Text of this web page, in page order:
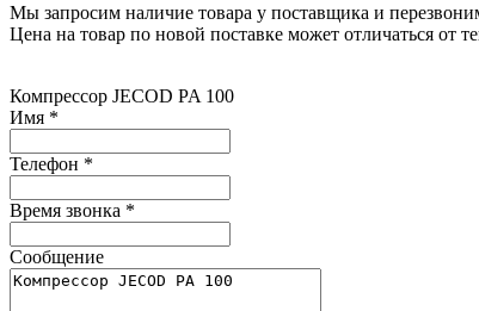
Мы запросим наличие товара у поставщика и
Цена на товар по новой поставке может отличаться от
Компрессор JECOD PA 100
Имя *
Телефон *
Время звонка *
Сообщение